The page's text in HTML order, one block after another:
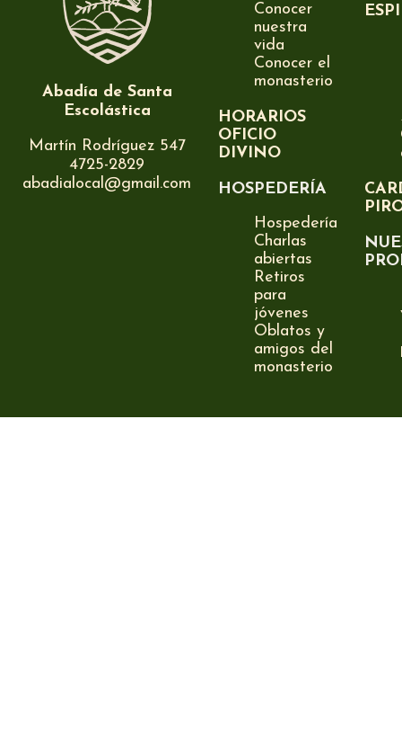
Abadía de Santa
Escolástica
Martín Rodríguez 547
4725-2829
abadialocal@gmail.com
Conocer
nuestra
vida
Conocer el
monasterio
HORARIOS
OFICIO
DIVINO
HOSPEDERÍA
Hospedería
Charlas
abiertas
Retiros
para
jóvenes
Oblatos y
amigos del
monasterio